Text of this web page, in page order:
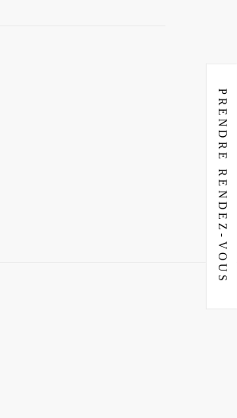
PRENDRE RENDEZ-VOUS